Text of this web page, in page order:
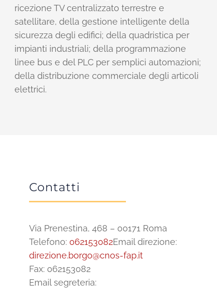
ricezione TV centralizzato terrestre e
satellitare, della gestione intelligente della
sicurezza degli edifici; della quadristica per
impianti industriali; della programmazione
linee bus e del PLC per semplici automazioni;
della distribuzione commerciale degli articoli
elettrici.
Contatti
Via Prenestina, 468 – 00171 Roma
Telefono: 062153082Email direzione:
direzione.borgo@cnos-fap.it
Fax: 062153082
Email segreteria: